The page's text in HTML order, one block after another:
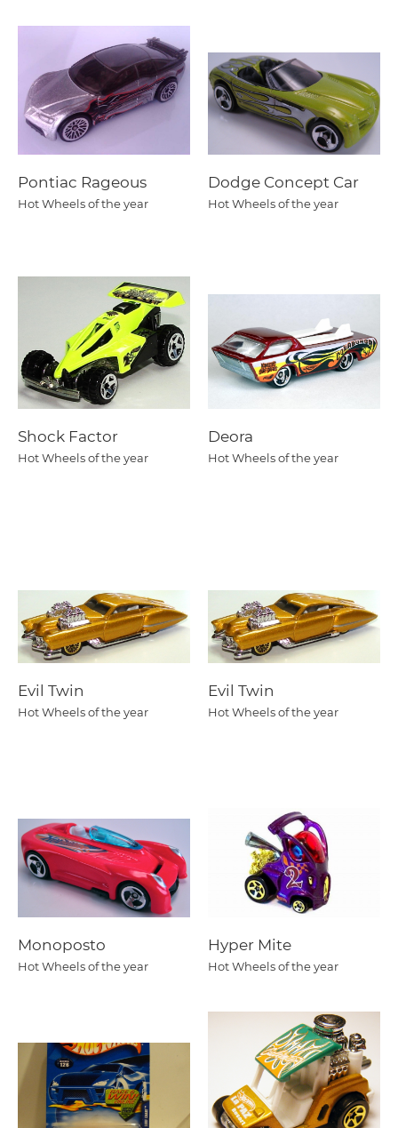
Pontiac Rageous
Hot Wheels of the year
Dodge Concept Car
Hot Wheels of the year
Shock Factor
Hot Wheels of the year
Deora
Hot Wheels of the year
Evil Twin
Hot Wheels of the year
Evil Twin
Hot Wheels of the year
Monoposto
Hot Wheels of the year
Hyper Mite
Hot Wheels of the year